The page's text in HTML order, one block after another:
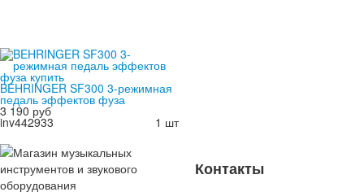
BEHRINGER SF300 3-режимная
педаль эффектов фуза
3 190 руб
1 шт
inv442933
Контакты